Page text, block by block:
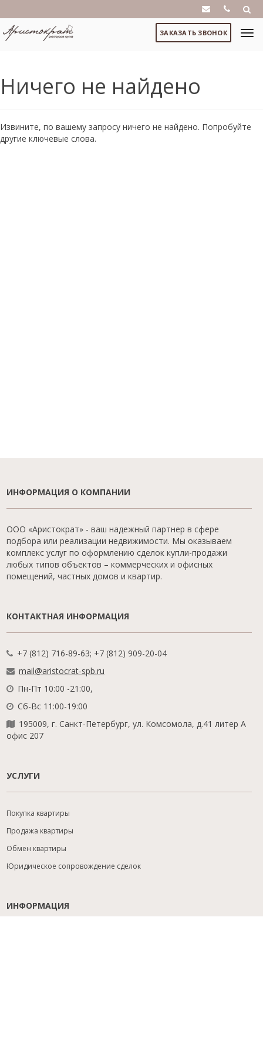
ЗАКАЗАТЬ ЗВОНОК
Ничего не найдено
Извините, по вашему запросу ничего не найдено. Попробуйте
другие ключевые слова.
ИНФОРМАЦИЯ О КОМПАНИИ
ООО «Аристократ» - ваш надежный партнер в сфере
подбора или реализации недвижимости. Мы оказываем
комплекс услуг по оформлению сделок купли-продажи
любых типов объектов – коммерческих и офисных
помещений, частных домов и квартир.
КОНТАКТНАЯ ИНФОРМАЦИЯ
+7 (812) 716-89-63; +7 (812) 909-20-04
mail@aristocrat-spb.ru
Пн-Пт 10:00 -21:00,
Сб-Вс 11:00-19:00
195009, г. Санкт-Петербург, ул. Комсомола, д.41 литер А
офис 207
УСЛУГИ
Покупка квартиры
Продажа квартиры
Обмен квартиры
Юридическое сопровождение сделок
ИНФОРМАЦИЯ